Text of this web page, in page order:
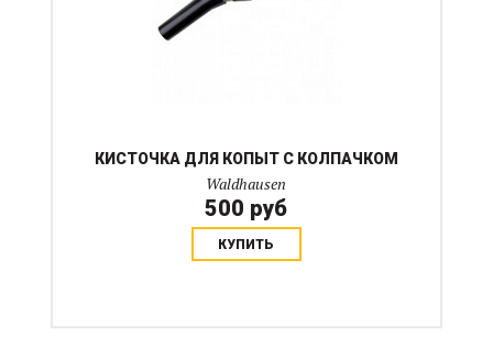
КИСТОЧКА ДЛЯ КОПЫТ С КОЛПАЧКОМ
Waldhausen
500 руб
КУПИТЬ